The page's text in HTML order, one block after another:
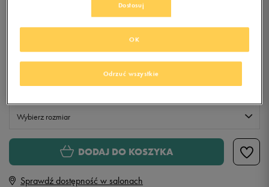
Kolor:szary
Wybierz rozmiar
Powiadom o dostępności
S Powiadom o dostępności
DODAJ DO KOSZYKA
Sprawdź dostępność w salonach
Dostosuj
Odrzuć wszystkie
OK